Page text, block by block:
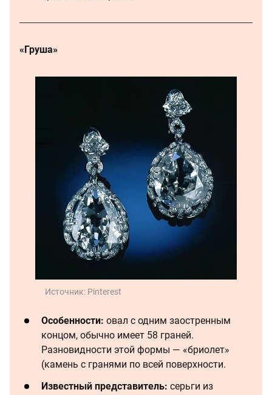
«Груша»
Источник: Pinterest
Особенности: овал с одним заостренным
концом, обычно имеет 58 граней.
Разновидности этой формы — «бриолет»
(камень с гранями по всей поверхности.
Известный представитель: серьги из